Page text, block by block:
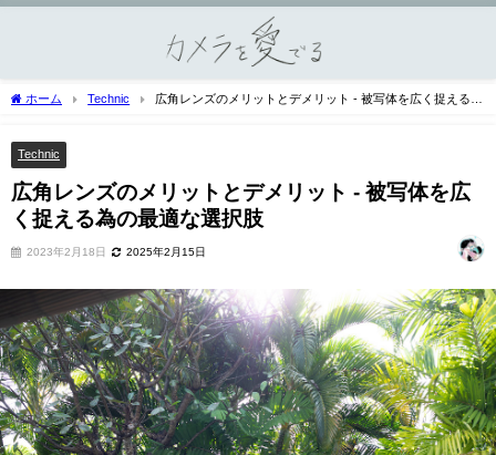
ホーム Technic
広角レンズのメリットとデメリット - 被写体を広く捉える為
Technic
広角レンズのメリットとデメリット - 被写体を広
く捉える為の最適な選択肢
2023年2月18日 2025年2月15日